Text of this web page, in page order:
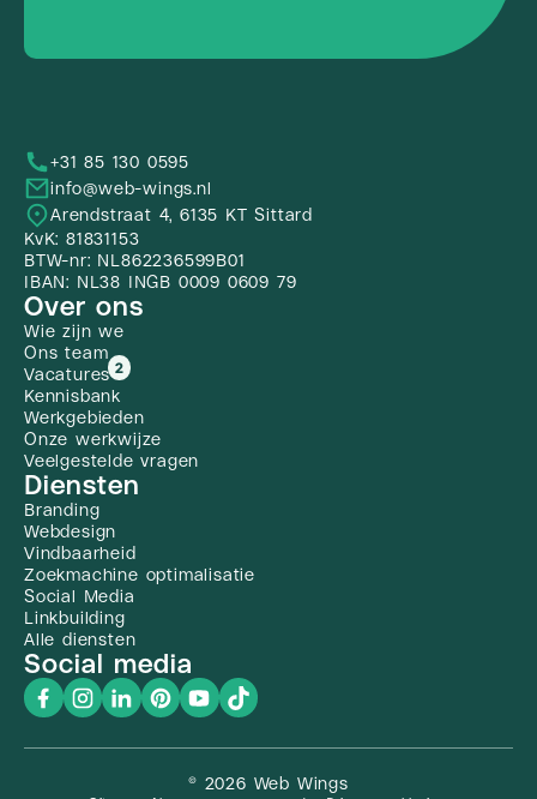
+31 85 130 0595
info@web-wings.nl
Arendstraat 4, 6135 KT Sittard
KvK: 81831153
BTW-nr: NL862236599B01
IBAN: NL38 INGB 0009 0609 79
Over ons
Wie zijn we
Ons team
Vacatures 2
Kennisbank
Werkgebieden
Onze werkwijze
Veelgestelde vragen
Diensten
Branding
Webdesign
Vindbaarheid
Zoekmachine optimalisatie
Social Media
Linkbuilding
Alle diensten
Social media
© 2026 Web Wings